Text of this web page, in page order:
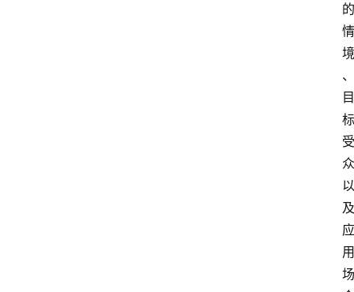
的
情
境
、
目
标
受
众
以
及
应
用
场